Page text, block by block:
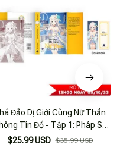
Đảo Dị Giới Cùng Nữ Thần
Tín Đồ - Tập 1: Pháp Sư
Yếu Nhất Lớp - Tặng Kèm
$25.99 USD $35.99 USD